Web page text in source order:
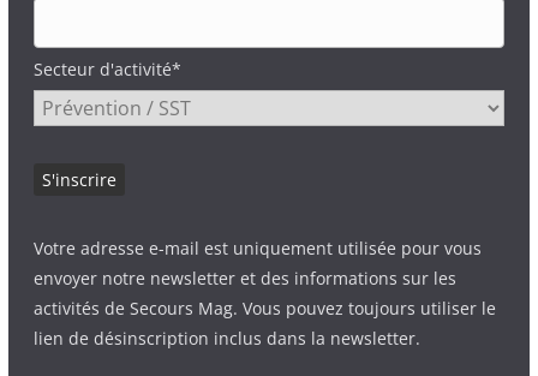
Secteur d'activité*
Votre adresse e-mail est uniquement utilisée pour vous
envoyer notre newsletter et des informations sur les
activités de Secours Mag. Vous pouvez toujours utiliser le
lien de désinscription inclus dans la newsletter.